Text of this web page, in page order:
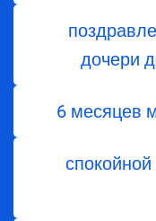
дочери
6 месяцев